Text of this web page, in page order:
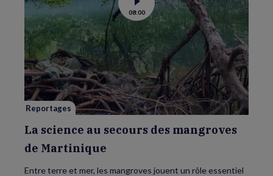
Voir
la
vidéo
de
La
science
au
secours
des
mangroves
de
Martinique
08:00
Reportages
La science au secours des mangroves
de Martinique
Entre terre et mer, les mangroves jouent un rôle essentiel